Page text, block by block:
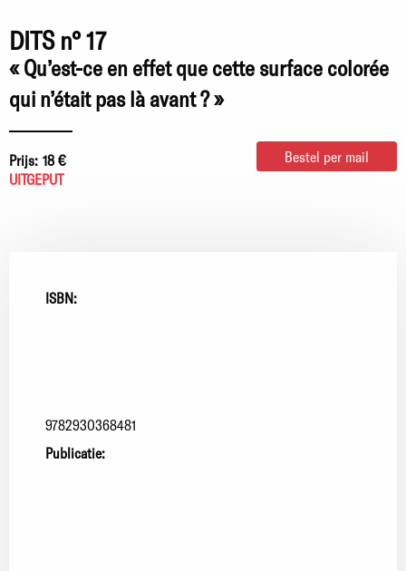
DITS n° 17
« Qu’est-ce en effet que cette surface colorée
qui n’était pas là avant ? »
Prijs: 18 €
UITGEPUT
Bestel per mail
ISBN:
9782930368481
Publicatie: